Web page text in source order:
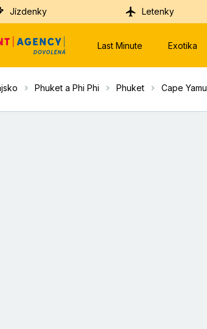
Jízdenky Letenky
Last Minute Exotika
Phuket a Phi Phi Phuket Cape Yamu